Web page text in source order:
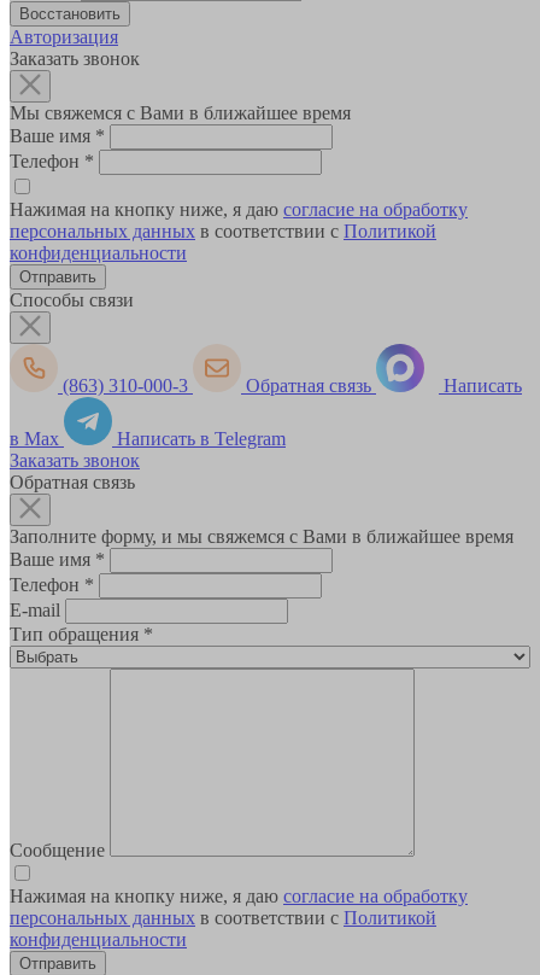
Авторизация
Заказать звонок
Мы свяжемся с Вами в ближайшее время
Ваше имя *
Телефон *
Нажимая на кнопку ниже, я даю согласие на обработку
персональных данных в соответствии с Политикой
конфиденциальности
Способы связи
(863) 310-000-3 Обратная связь Написать
в Max
Написать в Telegram
Заказать звонок
Обратная связь
Заполните форму, и мы свяжемся с Вами в ближайшее время
Ваше имя *
Телефон *
E-mail
Тип обращения *
Сообщение
Нажимая на кнопку ниже, я даю согласие на обработку
персональных данных в соответствии с Политикой
конфиденциальности